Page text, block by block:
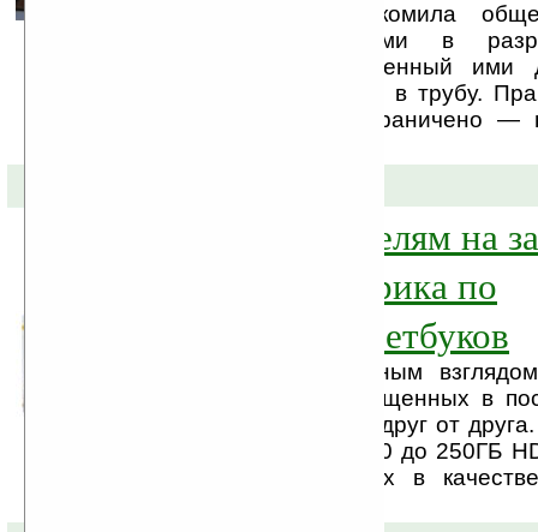
Компания HP ознакомила
своими достижениями в
дисплеев. Представленный ими
спокойно сворачивать в трубу.
этих манипуляций ограничено —
Предпринимателям на
Домашняя фабрика по
производству нетбуков
Заметно невооружённым
масса нетбуков, выпущенных в
мало чем отличается друг от
Atom, 1ГБ RAM, от 160 до 250ГБ
Winodws 7 или Linux в